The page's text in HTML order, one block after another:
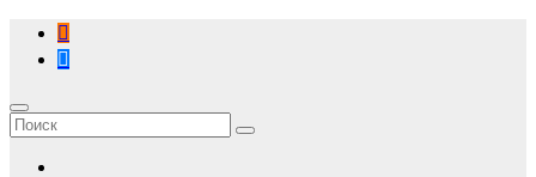
Перейти
содержимому